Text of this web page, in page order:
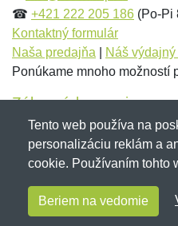
E-mail:
Správa*
Správa*
☎ +421 222 205 186 (Po-Pi
Kontaktný formulár
Naša predajňa
Náš
Ponúkame mnoho možností
Zákaznícky servis
Novinky emailom
Copyright © 2007-2026 (19
NetIQ. Všetky práva
Tento web používa na
personalizáciu reklám a
cookie. Používaním tohto
Beriem na vedomie